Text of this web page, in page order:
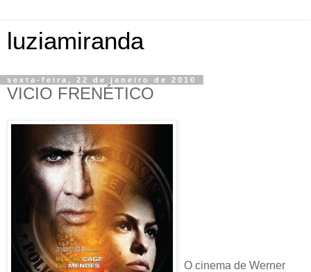
luziamiranda
sexta-feira, 22 de janeiro de 2010
VICIO FRENÉTICO
O cinema de Werner